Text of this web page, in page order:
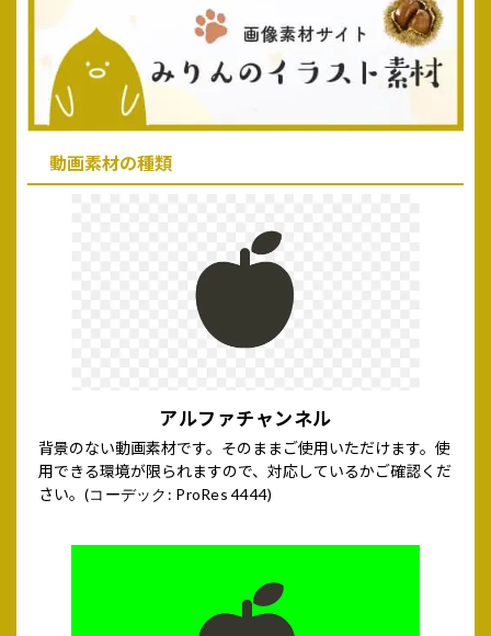
動画素材の種類
アルファチャンネル
背景のない動画素材です。そのままご使用いただけます。使
用できる環境が限られますので、対応しているかご確認くだ
さい。 (コーデック: ProRes 4444)